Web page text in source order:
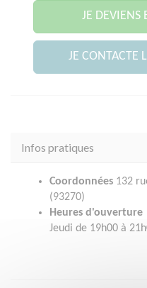
JE DEVIENS
JE CONTACTE
Infos pratiques
Coordonnées 132
(93270)
Heures d'ouverture
Jeudi de 19h00 à